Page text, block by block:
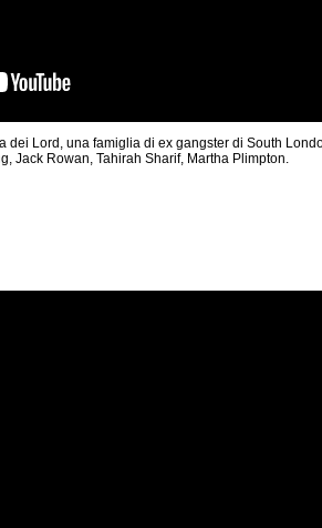
dei Lord, una famiglia di ex gangster di South
Jack Rowan, Tahirah Sharif, Martha Plimpton.